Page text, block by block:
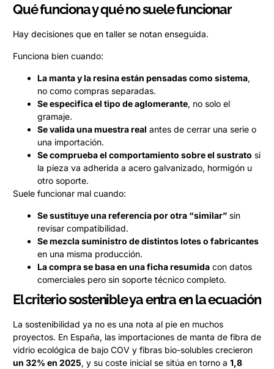
Qué funciona y qué no suele funcionar
Hay decisiones que en taller se notan enseguida.
Funciona bien cuando:
La manta y la resina están pensadas como sistema,
no como compras separadas.
Se especifica el tipo de aglomerante, no solo el
gramaje.
Se valida una muestra real antes de cerrar una serie o
una importación.
Se comprueba el comportamiento sobre el sustrato si
la pieza va adherida a acero galvanizado, hormigón u
otro soporte.
Suele funcionar mal cuando:
Se sustituye una referencia por otra “similar” sin
revisar compatibilidad.
Se mezcla suministro de distintos lotes o fabricantes
en una misma producción.
La compra se basa en una ficha resumida con datos
comerciales pero sin soporte técnico completo.
El criterio sostenible ya entra en la ecuación
La sostenibilidad ya no es una nota al pie en muchos
proyectos. En España, las importaciones de manta de fibra de
vidrio ecológica de bajo COV y fibras bio-solubles crecieron
un 32% en 2025, y su coste inicial se sitúa en torno a 1,8